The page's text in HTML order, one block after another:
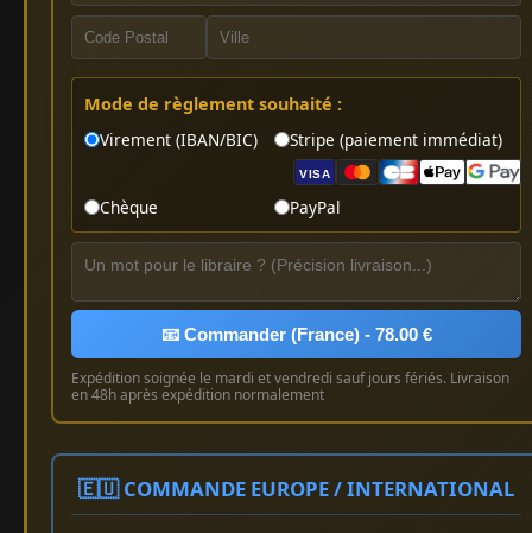
Mode de règlement souhaité :
Virement (IBAN/BIC)
Stripe (paiement immédiat)
VISA
Chèque PayPal
📧 Commander (France) - 78.00 €
Expédition soignée le mardi et vendredi sauf jours fériés. Livraison
en 48h après expédition normalement
🇪🇺 COMMANDE EUROPE / INTERNATIONAL